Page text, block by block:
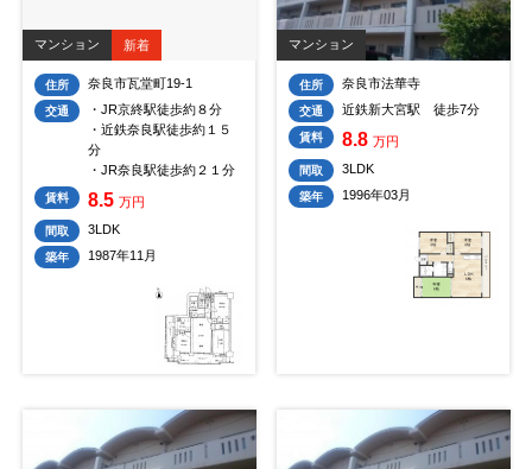
マンション 新着
住所 奈良市瓦堂町19-1
交通
・JR京終駅徒歩約８分
・近鉄奈良駅徒歩約１５
分
・JR奈良駅徒歩約２１分
賃料 8.5 万円
間取 3LDK
築年 1987年11月
マンション
住所 奈良市法華寺
交通 近鉄新大宮駅 徒歩7分
賃料 8.8 万円
間取 3LDK
築年 1996年03月